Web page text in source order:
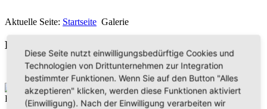
Aktuelle Seite: Startseite Galerie
Bilder aus der Hohen Mark
Hohe Mark Tourismus e. V.
Redderstraße 421, 45711 Datteln
Diese Seite nutzt einwilligungsbedürftige Cookies und
Technologien von Drittunternehmen zur Integration
bestimmter Funktionen. Wenn Sie auf den Button "Alles
akzeptieren" klicken, werden diese Funktionen aktiviert
(Einwilligung). Nach der Einwilligung verarbeiten wir